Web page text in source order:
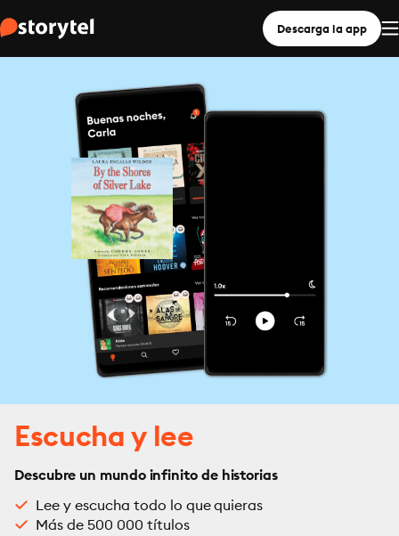
Descarga la app
Escucha y lee
Descubre un mundo infinito de historias
Lee y escucha todo lo que quieras
Más de 500 000 títulos